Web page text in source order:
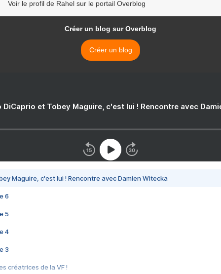
Voir le profil de Rahel sur le portail Overblog
Créer un blog sur Overblog
Créer un blog
DiCaprio et Tobey Maguire, c'est lui ! Rencontre avec
Maguire, c'est lui ! Rencontre avec Damien Witecka
6
5
4
3
créatrices de la VF !